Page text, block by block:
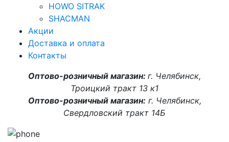
HOWO SITRAK
SHACMAN
Акции
Доставка и оплата
Контакты
Оптово-розничный магазин: г. Челябинск,
Троицкий тракт 13 к1
Оптово-розничный магазин:г. Челябинск,
Свердловский тракт 14Б